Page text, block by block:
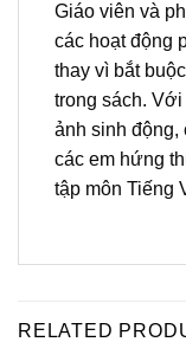
Giáo viên và
các hoạt động
thay vì bắt
trong sách.
ảnh sinh động,
các em hứng
tập môn Tiếng
RELATED